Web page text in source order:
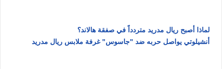
لماذا أصبح ريال مدريد متردداً في صفقة هالاند؟
أنشيلوتي يواصل حربه ضد "جاسوس" غرفة ملابس ريال مدريد